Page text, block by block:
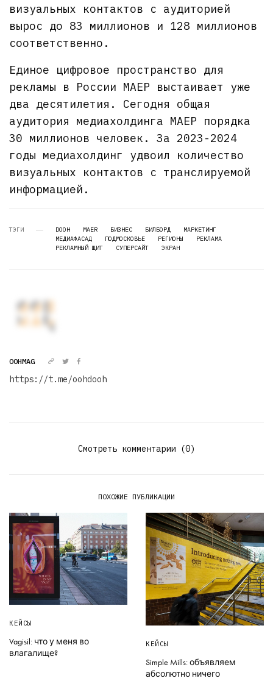
визуальных контактов с аудиторией
вырос до 83 миллионов и 128 миллионов
соответственно.
Единое цифровое пространство для
рекламы в России МАЕР выстаивает уже
два десятилетия. Сегодня общая
аудитория медиахолдинга МАЕР порядка
30 миллионов человек. За 2023-2024
годы медиахолдинг удвоил количество
визуальных контактов с транслируемой
информацией.
ТЭГИ DOOH MAER БИЗНЕС БИЛБОРД
МАРКЕТИНГ
МЕДИАФАСАД
ПОДМОСКОВЬЕ РЕГИОНЫ
РЕКЛАМА
РЕКЛАМНЫЙ ЩИТ
СУПЕРСАЙТ ЭКРАН
OOHMAG
https://t.me/oohdooh
Смотреть комментарии (0)
ПОХОЖИЕ ПУБЛИКАЦИИ
КЕЙСЫ
Vagisil: что у меня во
влагалище?
КЕЙСЫ
Simple Mills: объявляем
абсолютно ничего